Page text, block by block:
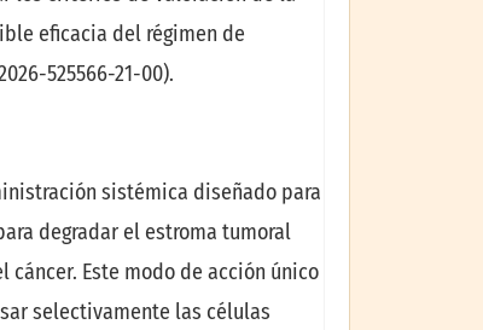
eficacia del régimen de
525566-21-00).
sistémica diseñado para
degradar el estroma tumoral
Este modo de acción único
selectivamente las células